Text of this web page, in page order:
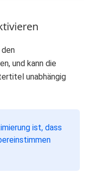
und kann die
unabhängig
ist, dass